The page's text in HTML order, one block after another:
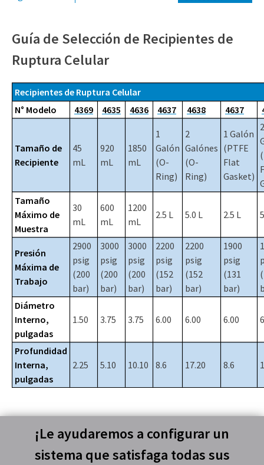
(309) 762-7716
Guía de Selección de Recipientes de
Ruptura Celular
Recipientes de Ruptura Celular
N° Modelo
4369 4635 4636 4637 4638 4637
Tamaño de
Recipiente
45
mL
920
mL
1850
mL
1
Galón
(O-
Ring)
2
Galónes
(O-
Ring)
1 Galón
(PTFE
Flat
Gasket)
2
Tamaño
Máximo de
Muestra
30
mL
600
mL
1200
mL
2.5 L 5.0 L 2.5 L
Presión
Máxima de
Trabajo
2900
psig
(200
bar)
3000
psig
(200
bar)
3000
psig
(200
bar)
2200
psig
(152
bar)
2200
psig
(152
bar)
1900
psig
(131
bar)
Diámetro
Interno,
pulgadas
1.50 3.75 3.75 6.00 6.00 6.00
Profundidad
Interna,
pulgadas
2.25 5.10 10.10 8.6 17.20 8.6
¡Le ayudaremos a configurar un
sistema que satisfaga todas sus